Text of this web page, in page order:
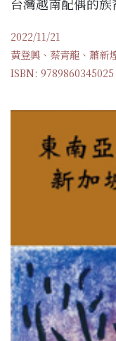
台灣越南配偶的族
2022/11/21
黃登興、蔡青龍、蕭新
ISBN: 9789860345025